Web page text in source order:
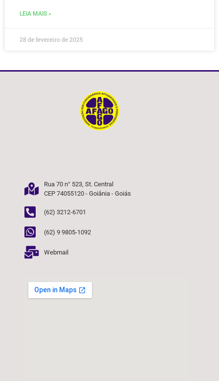
LEIA MAIS »
28 de fevereiro de 2025
Rua 70 n° 523, St. Central
CEP 74055120 - Goiânia - Goiás
(62) 3212-6701
(62) 9 9805-1092
Webmail